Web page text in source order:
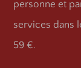
personne et
services dans
59 €.